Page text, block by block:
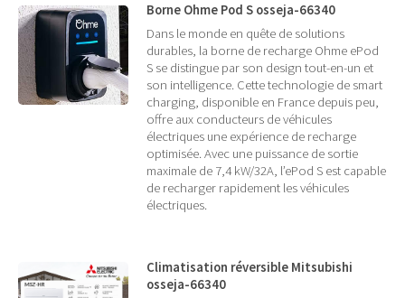
Borne Ohme Pod S osseja-66340
Dans le monde en quête de solutions
durables, la borne de recharge Ohme ePod
S se distingue par son design tout-en-un et
son intelligence. Cette technologie de smart
charging, disponible en France depuis peu,
offre aux conducteurs de véhicules
électriques une expérience de recharge
optimisée. Avec une puissance de sortie
maximale de 7,4 kW/32A, l’ePod S est capable
de recharger rapidement les véhicules
électriques.
Climatisation réversible Mitsubishi
osseja-66340